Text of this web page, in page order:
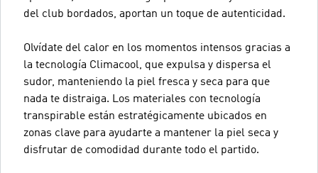
del club bordados, aportan un toque de autenticidad.
Olvídate del calor en los momentos intensos gracias a
la tecnología Climacool, que expulsa y dispersa el
sudor, manteniendo la piel fresca y seca para que
nada te distraiga. Los materiales con tecnología
transpirable están estratégicamente ubicados en
zonas clave para ayudarte a mantener la piel seca y
disfrutar de comodidad durante todo el partido.